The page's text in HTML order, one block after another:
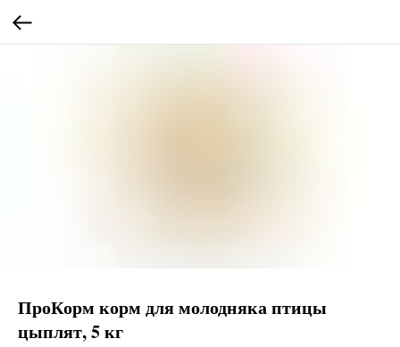
ПроКорм корм для молодняка птицы
цыплят, 5 кг